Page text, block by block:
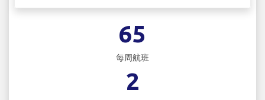
65
每周航班
2